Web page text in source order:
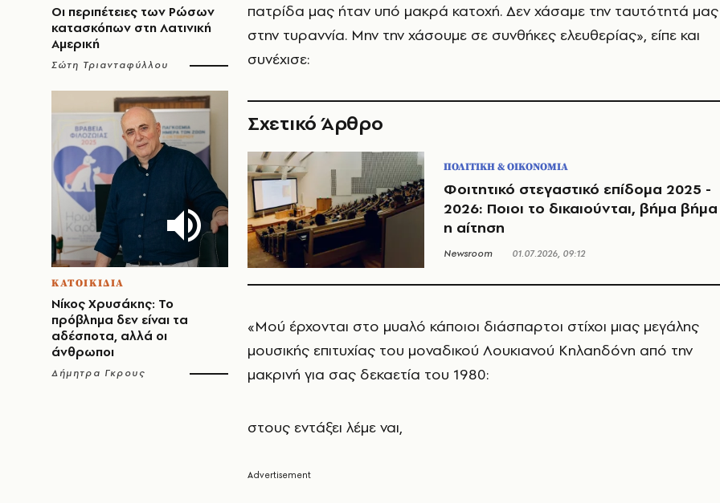
Οι περιπέτειες των Ρώσων
κατασκόπων στη Λατινική
Αμερική
Σώτη Τριανταφύλλου
ΚΑΤΟΙΚΙΔΙΑ
Νίκος Χρυσάκης: Το
πρόβλημα δεν είναι τα
αδέσποτα, αλλά οι
άνθρωποι
Δήμητρα Γκρους
πατρίδα μας ήταν υπό μακρά κατοχή. Δεν χάσαμε την ταυτότητά μας
στην τυραννία. Μην την χάσουμε σε συνθήκες ελευθερίας», είπε και
συνέχισε:
Σχετικό Άρθρο
ΠΟΛΙΤΙΚΗ & ΟΙΚΟΝΟΜΙΑ
Φοιτητικό στεγαστικό επίδομα 2025 -
2026: Ποιοι το δικαιούνται, βήμα βήμα
η αίτηση
Newsroom 01.07.2026, 09:12
«Μού έρχονται στο μυαλό κάποιοι διάσπαρτοι στίχοι μιας μεγάλης
μουσικής επιτυχίας του μοναδικού Λουκιανού Κηλαηδόνη από την
μακρινή για σας δεκαετία του 1980:
στους εντάξει λέμε ναι,